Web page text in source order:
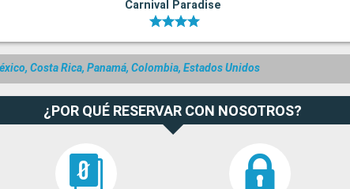
Carnival Paradise
Costa Rica, Panamá, Colombia, Estados Unidos
¿POR QUÉ RESERVAR CON NOSOTROS?